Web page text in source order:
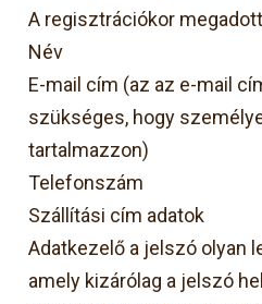
A regisztrációkor
Név
E-mail cím (az az e-mail
szükséges, hogy
tartalmazzon)
Telefonszám
Szállítási cím adatok
Adatkezelő a jelszó olyan
amely kizárólag a jelszó